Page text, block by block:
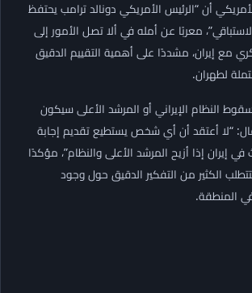
أن “الرئيس الأمريكي دونالد ترامب يحتفظ
الاستباقي”، معربًا عن أمله في ألا تصل الأمور إلى
مع إيران، مشددًا على أهمية التقييم الدقيق
لطهران.
النظام الإيراني أو المرشد الأعلى سيكون
“لا أعتقد أن أي شخص يستطيع تقديم إجابة
إيران إذا أزيح المرشد الأعلى والنظام”، مؤكدًا
الكثير من التفكير الدقيق حول وجود
المنطقة.